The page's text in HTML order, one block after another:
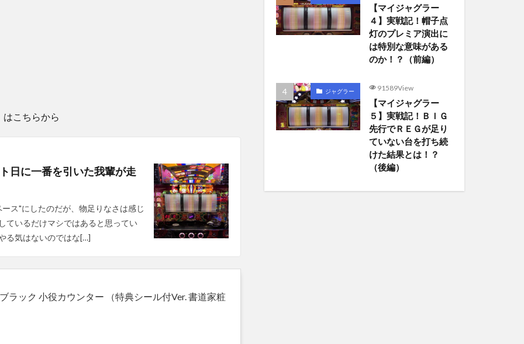
はこちらから
日に一番を引いた我輩が走
ス"にしたのだが、物足りなさは感じ
ているだけマシではあると思ってい
る気はないのではな[…]
ラック 小役カウンター （特典シール付Ver. 書道家粧
【マイジャグラー
４】実戦記！帽子点
灯のプレミア演出に
は特別な意味がある
のか！？（前編）
ジャグラー 91589View
【マイジャグラー
５】実戦記！ＢＩＧ
先行でＲＥＧが足り
ていない台を打ち続
けた結果とは！？
（後編）